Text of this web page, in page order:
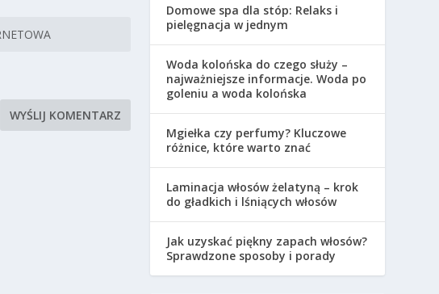
Domowe spa dla stóp: Relaks i
pielęgnacja w jednym
Woda kolońska do czego służy –
najważniejsze informacje. Woda po
goleniu a woda kolońska
Mgiełka czy perfumy? Kluczowe
różnice, które warto znać
Laminacja włosów żelatyną – krok
do gładkich i lśniących włosów
Jak uzyskać piękny zapach włosów?
Sprawdzone sposoby i porady